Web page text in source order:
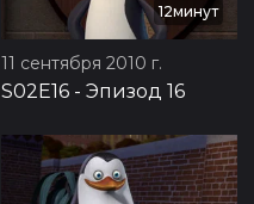
12минут
11 сентября 2010 г.
S02E16 - Эпизод 16